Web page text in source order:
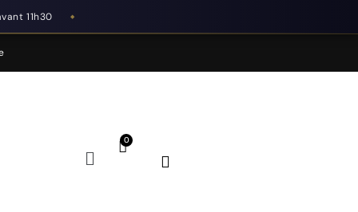
11h30 ◆